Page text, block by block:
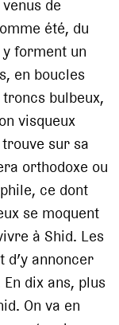
de
été, du
forment un
en boucles
bulbeux,
visqueux
sur sa
orthodoxe ou
ce dont
se moquent
à Shid. Les
annoncer
dix ans, plus
On va en